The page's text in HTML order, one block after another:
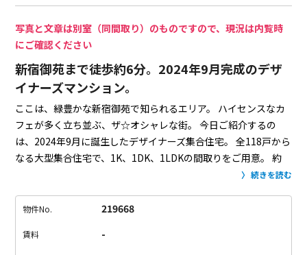
写真と文章は別室（同間取り）のものですので、現況は内覧時
にご確認ください
新宿御苑まで徒歩約6分。2024年9月完成のデザ
イナーズマンション。
ここは、緑豊かな新宿御苑で知られるエリア。
ハイセンスなカ
フェが多く立ち並ぶ、ザ☆オシャレな街。 今日ご紹介するの
は、2024年9月に誕生したデザイナーズ集合住宅。
全118戸から
なる大型集合住宅で、1K、1DK、1LDKの間取りをご用意。 約
デザイン性はも
が採用され、アプリや交通系ICカードで玄関の施錠が可能に。
のみ行けるように設定されています。（技術の進歩ってすご
続きを読む
物件No. 219668
賃料 -